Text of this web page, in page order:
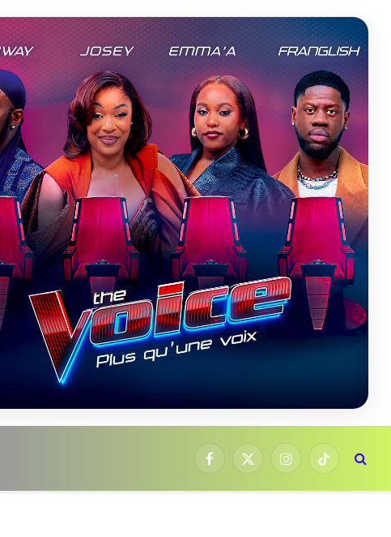
Facebook
X
InstagramTikTok